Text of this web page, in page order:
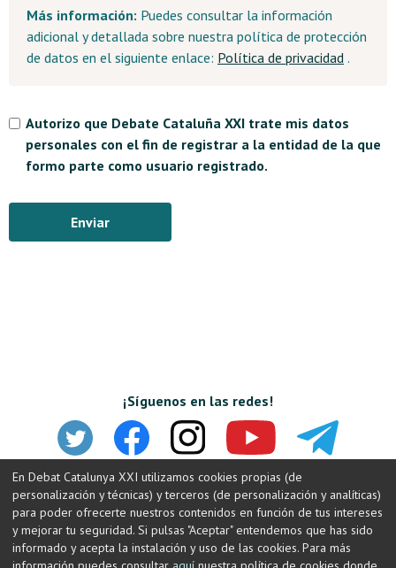
Más información: Puedes consultar la información
adicional y detallada sobre nuestra política de protección
de datos en el siguiente enlace: Política de privacidad .
Autorizo que Debate Cataluña XXI trate mis datos
personales con el fin de registrar a la entidad de la que
formo parte como usuario registrado.
Enviar
¡Síguenos en las redes!
En Debat Catalunya XXI utilizamos cookies propias (de
personalización y técnicas) y terceros (de personalización y analíticas)
para poder ofrecerte nuestros contenidos en función de tus intereses
y mejorar tu seguridad. Si pulsas "Aceptar" entendemos que has sido
informado y acepta la instalación y uso de las cookies. Para más